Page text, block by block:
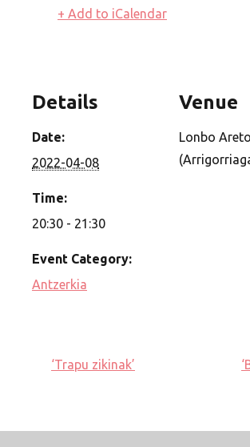
+ Add to iCalendar
Details
Date:
2022-04-08
Time:
20:30 - 21:30
Event Category:
Antzerkia
Venue
Lonbo
‘Trapu zikinak’